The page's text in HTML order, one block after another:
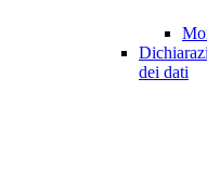
dei dati